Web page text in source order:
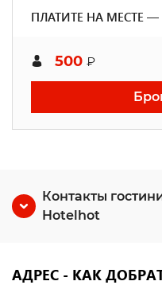
ПЛАТИТЕ НА МЕСТЕ —
500 ₽
Контакты
Hotelhot
АДРЕС - КАК